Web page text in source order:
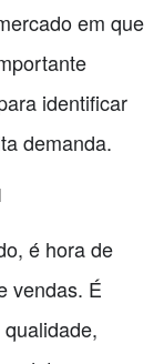
em que
identificar
demanda.
é hora de
vendas. É